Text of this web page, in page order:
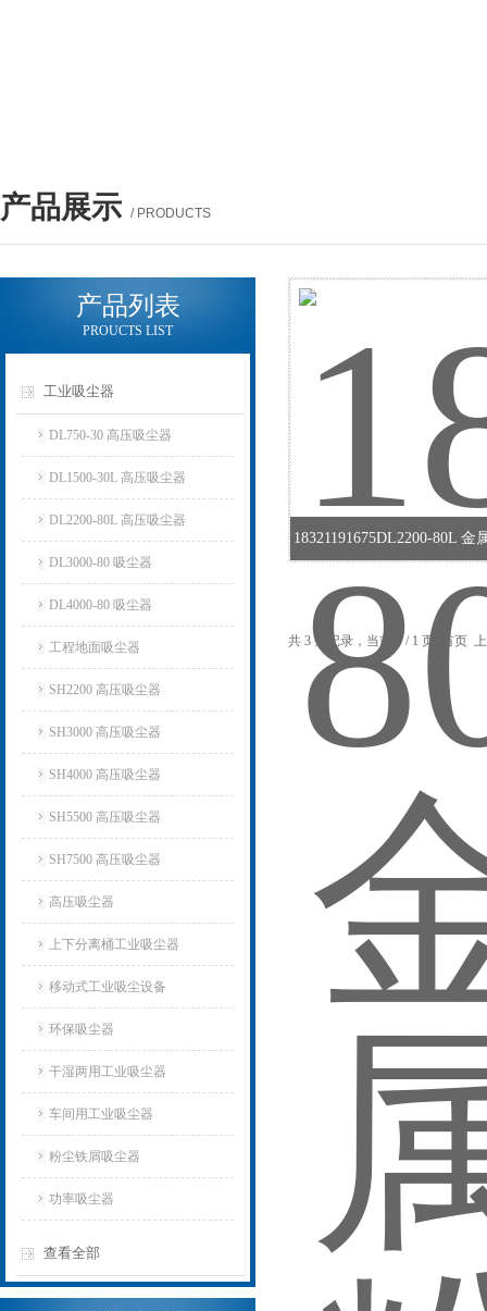
产品展示 / PRODUCTS
产品列表
PROUCTS LIST
工业吸尘器
DL750-30 高压吸尘器
DL1500-30L 高压吸尘器
DL2200-80L 高压吸尘器
DL3000-80 吸尘器
DL4000-80 吸尘器
工程地面吸尘器
SH2200 高压吸尘器
SH3000 高压吸尘器
SH4000 高压吸尘器
SH5500 高压吸尘器
SH7500 高压吸尘器
高压吸尘器
上下分离桶工业吸尘器
移动式工业吸尘设备
环保吸尘器
干湿两用工业吸尘器
车间用工业吸尘器
粉尘铁屑吸尘器
功率吸尘器
查看全部
18321191675DL2200-80L 金
共 3 条记录，当前 1 / 1 页 首页